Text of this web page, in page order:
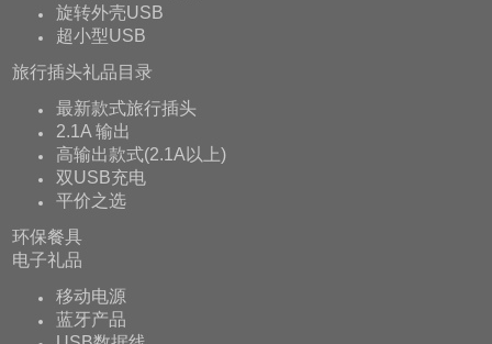
旋转外壳USB
超小型USB
旅行插头礼品目录
最新款式旅行插头
2.1A 输出
高输出款式(2.1A以上)
双USB充电
平价之选
环保餐具
电子礼品
移动电源
蓝牙产品